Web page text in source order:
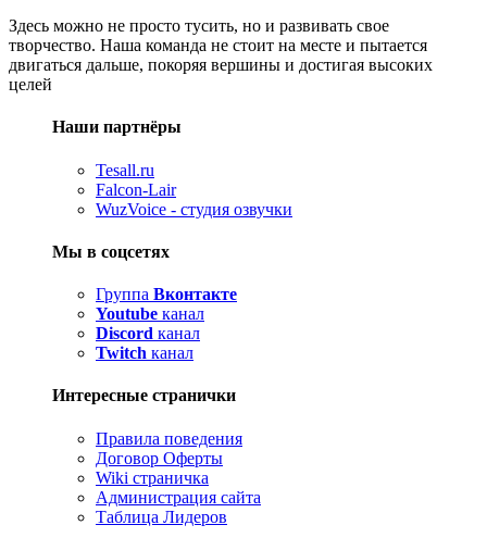
Здесь можно не просто тусить, но и развивать свое
творчество. Наша команда не стоит на месте и пытается
двигаться дальше, покоряя вершины и достигая высоких
целей
Наши партнёры
Tesall.ru
Falcon-Lair
WuzVoice - студия озвучки
Мы в соцсетях
Группа Вконтакте
Youtube канал
Discord канал
Twitch канал
Интересные странички
Правила поведения
Договор Оферты
Wiki страничка
Администрация сайта
Таблица Лидеров